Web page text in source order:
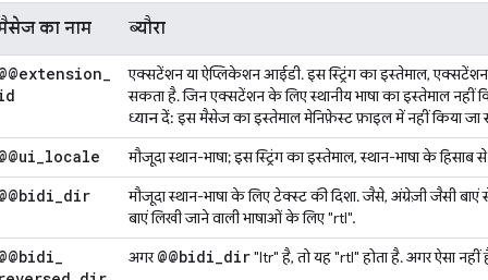
का नाम ब्यौरा
_
एक्सटेंशन या ऐप्लिकेशन आईडी. इस स्ट्रिंग का इस्तेमाल,
सकता है. जिन एक्सटेंशन के लिए स्थानीय भाषा का इस्तेमाल
ध्यान दें:इस मैसेज का इस्तेमाल मेनिफ़ेस्ट फ़ाइल में नहीं किया जा
_locale मौजूदा स्थान-भाषा; इस स्ट्रिंग का इस्तेमाल, स्थान-भाषा के
_dir
मौजूदा स्थान-भाषा के लिए टेक्स्ट की दिशा. जैसे, अंग्रेज़ी जैसी
बाएं लिखी जाने वाली भाषाओं के लिए "rtl".
_
अगर@@bidi_dir"ltr" है, तो यह "rtl" होता है. अगर ऐसा नहीं